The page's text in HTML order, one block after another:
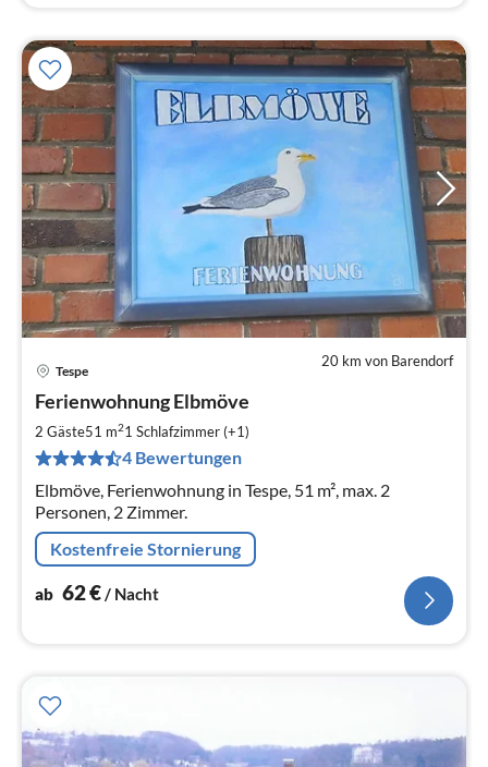
20 km von Barendorf
Tespe
Ferienwohnung Elbmöve
2 Gäste51 m21 Schlafzimmer (+1)
4 Bewertungen
Elbmöve, Ferienwohnung in Tespe, 51 m², max. 2
Personen, 2 Zimmer.
Kostenfreie Stornierung
ab 62€/ Nacht